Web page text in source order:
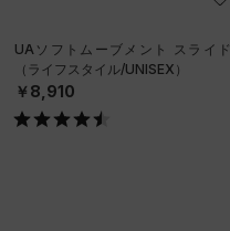
UAソフトムーブメント スライド
（ライフスタイル/UNISEX）
￥8,910